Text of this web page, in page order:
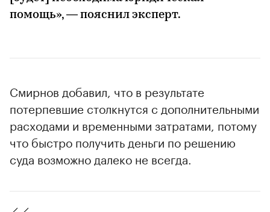
помощь», — пояснил эксперт.
Смирнов добавил, что в результате
потерпевшие столкнутся с дополнительными
расходами и временными затратами, потому
что быстро получить деньги по решению
суда возможно далеко не всегда.